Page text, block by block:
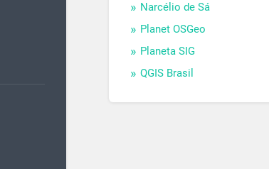
Narcélio de Sá
Planet OSGeo
Planeta SIG
QGIS Brasil